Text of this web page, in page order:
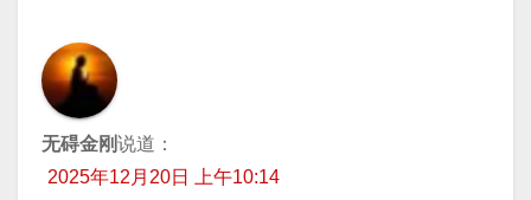
无碍金刚说道：
2025年12月20日 上午10:14